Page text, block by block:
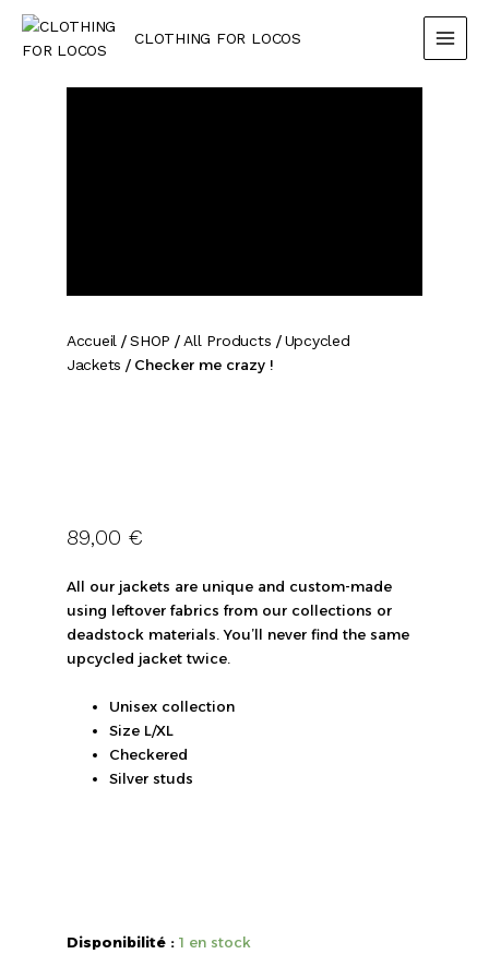
Aller
Contenu
CLOTHING FOR LOCOS
MAIN
Accueil /SHOP / All Products /Upcycled
Jackets / Checker me crazy !
89,00 €
All our jackets are unique and custom-made
using leftover fabrics from our collections or
deadstock materials. You’ll never find the same
upcycled jacket twice.
Unisex collection
Size L/XL
Checkered
Silver studs
Disponibilité : 1 en stock
Checker
me